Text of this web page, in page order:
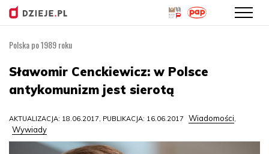
treści
Polska po 1989 roku
Sławomir Cenckiewicz: w Polsce
antykomunizm jest sierotą
AKTUALIZACJA: 18.06.2017, PUBLIKACJA: 16.06.2017 Wiadomości,
Wywiady